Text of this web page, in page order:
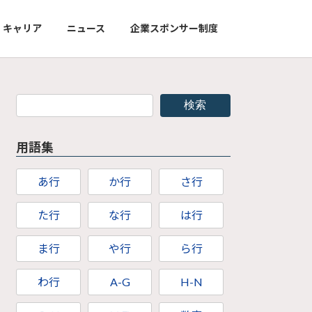
キャリア ニュース 企業スポンサー制度
検索
用語集
あ行 か行 さ行
た行 な行 は行
ま行 や行 ら行
わ行 A-G H-N